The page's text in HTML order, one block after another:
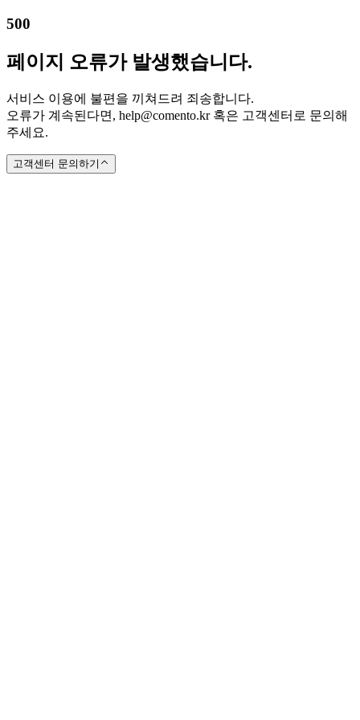
500
페이지 오류가 발생했습니다.
서비스 이용에 불편을 끼쳐드려 죄송합니다.
오류가 계속된다면, help@comento.kr 혹은 고객센터로 문의해
주세요.
고객센터 문의하기